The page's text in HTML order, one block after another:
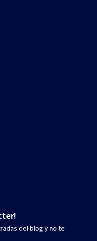
Medicina